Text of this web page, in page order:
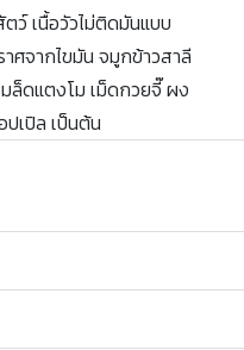
ตว์ เนื้อวัวไม่ติดมันแบบ
ศจากไขมัน จมูกข้าวสาลี
ล็ดแตงโม เม็ดกวยจี๊ ผง
เปิล เป็นต้น